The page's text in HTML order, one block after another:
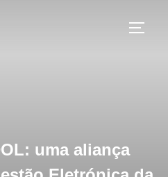
uma aliança